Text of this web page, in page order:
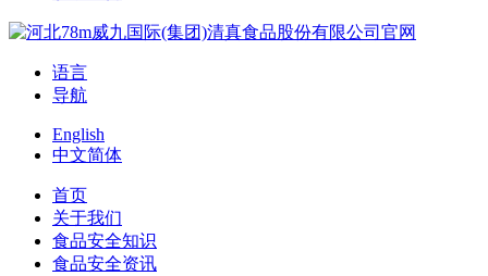
语言
导航
English
中文简体
首页
关于我们
食品安全知识
食品安全资讯